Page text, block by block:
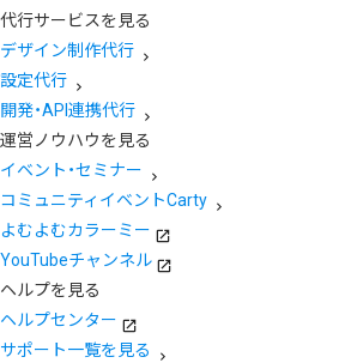
代行サービスを見る
デザイン制作代行
設定代行
開発・API連携代行
運営ノウハウを見る
イベント・セミナー
コミュニティイベントCarty
よむよむカラーミー
YouTubeチャンネル
ヘルプを見る
ヘルプセンター
サポート一覧を見る